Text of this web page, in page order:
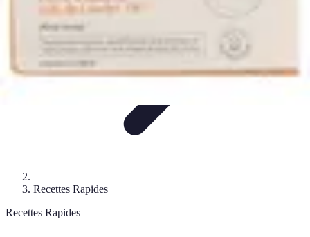
Recettes Rapides
Recettes Rapides